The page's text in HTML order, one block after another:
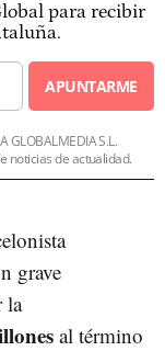
para recibir
APUNTARME
GLOBALMEDIA S.L.
noticias de actualidad.
grave
la
al término